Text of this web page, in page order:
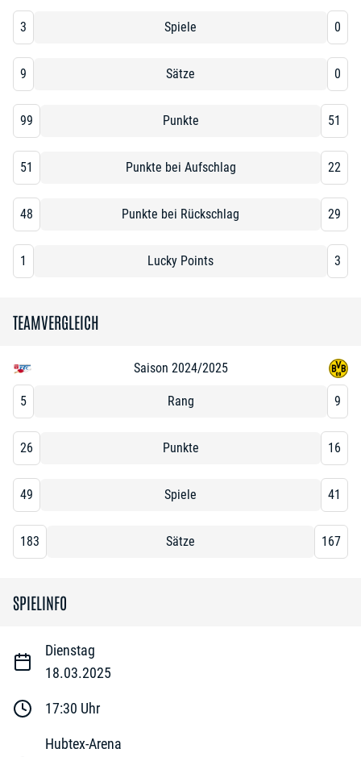
TEAMVERGLEICH
Saison 2024/2025
5 Rang 9
26 Punkte 16
49 Spiele 41
183 Sätze 167
3 Spiele 0
9 Sätze 0
99 Punkte 51
51 Punkte bei Aufschlag 22
48 Punkte bei Rückschlag 29
1 Lucky Points 3
SPIELINFO
Dienstag
18.03.2025
17:30 Uhr
Hubtex-Arena